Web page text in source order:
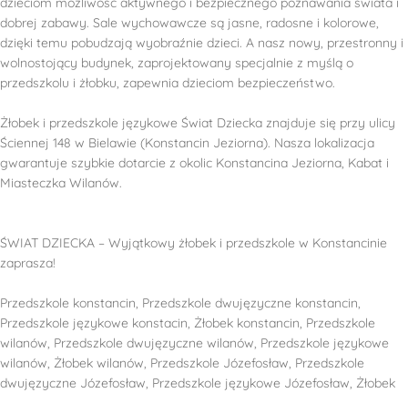
dobrej zabawy. Sale wychowawcze są jasne, radosne i kolorowe,
dzięki temu pobudzają wyobraźnie dzieci. A nasz nowy, przestronny i
wolnostojący budynek, zaprojektowany specjalnie z myślą o
przedszkolu i żłobku, zapewnia dzieciom bezpieczeństwo.
Żłobek i przedszkole językowe Świat Dziecka znajduje się przy ulicy
Ściennej 148 w Bielawie (Konstancin Jeziorna). Nasza lokalizacja
gwarantuje szybkie dotarcie z okolic Konstancina Jeziorna, Kabat i
Miasteczka Wilanów.
ŚWIAT DZIECKA – Wyjątkowy żłobek i przedszkole w Konstancinie
zaprasza!
Przedszkole konstancin, Przedszkole dwujęzyczne konstancin,
Przedszkole językowe konstacin, Żłobek konstancin, Przedszkole
wilanów, Przedszkole dwujęzyczne wilanów, Przedszkole językowe
wilanów, Żłobek wilanów, Przedszkole Józefosław, Przedszkole
dwujęzyczne Józefosław, Przedszkole językowe Józefosław, Żłobek